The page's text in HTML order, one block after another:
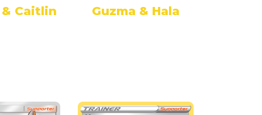
Caitlin Guzma & Hala